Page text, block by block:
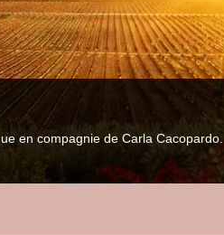
en compagnie de Carla Cacopardo.